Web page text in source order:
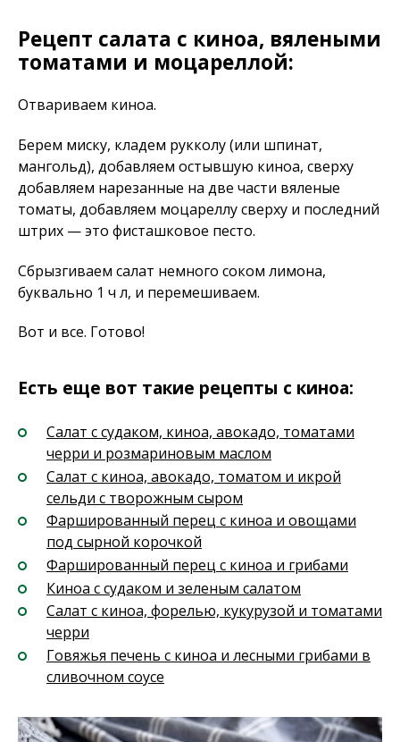
Рецепт салата с киноа, вялеными
томатами и моцареллой:
Отвариваем киноа.
Берем миску, кладем рукколу (или шпинат,
мангольд), добавляем остывшую киноа, сверху
добавляем нарезанные на две части вяленые
томаты, добавляем моцареллу сверху и последний
штрих — это фисташковое песто.
Сбрызгиваем салат немного соком лимона,
буквально 1 ч л, и перемешиваем.
Вот и все. Готово!
Есть еще вот такие рецепты с киноа:
Салат с судаком, киноа, авокадо, томатами
черри и розмариновым маслом
Салат с киноа, авокадо, томатом и икрой
сельди с творожным сыром
Фаршированный перец с киноа и овощами
под сырной корочкой
Фаршированный перец с киноа и грибами
Киноа с судаком и зеленым салатом
Салат с киноа, форелью, кукурузой и томатами
черри
Говяжья печень с киноа и лесными грибами в
сливочном соусе